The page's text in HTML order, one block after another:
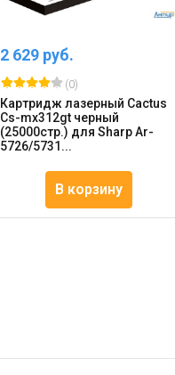
2 629 руб.
(0)
Картридж лазерный Cactus
Cs-mx312gt черный
(25000стр.) для Sharp Ar-
5726/5731...
В корзину